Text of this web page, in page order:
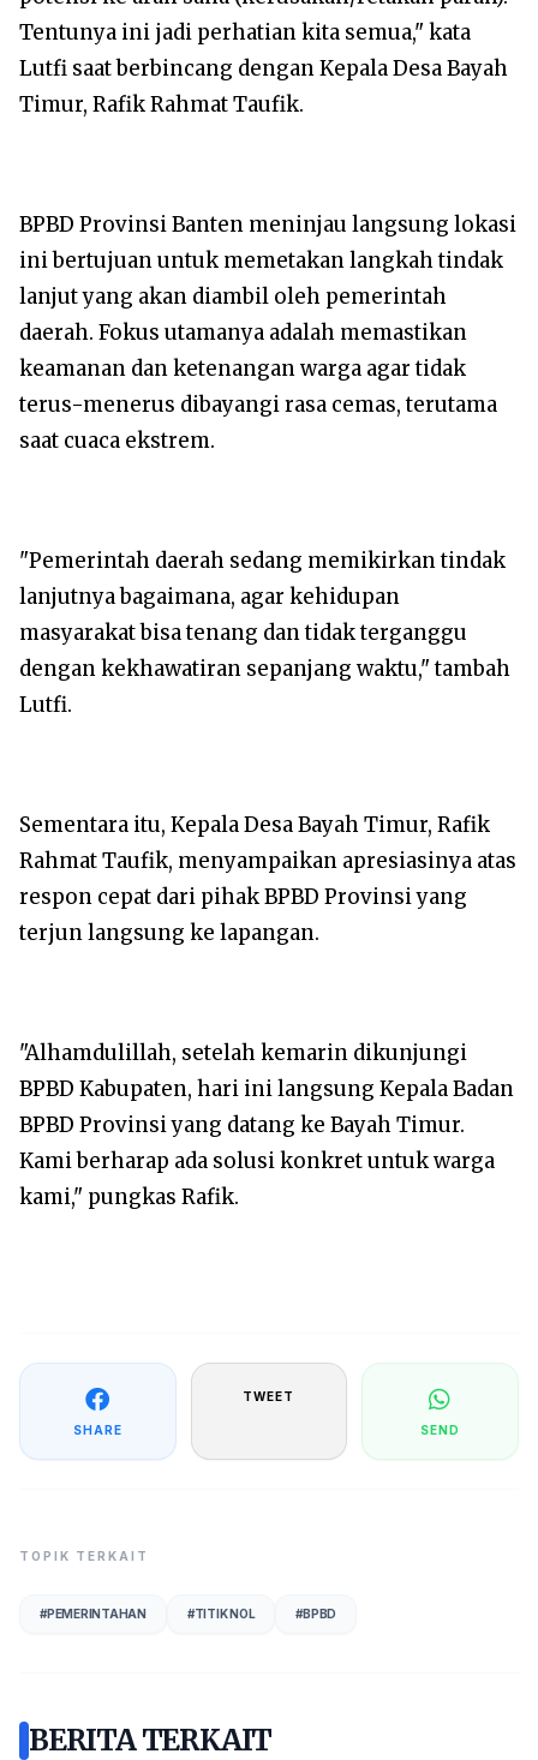
Tentunya ini jadi perhatian kita semua," kata
Lutfi saat berbincang dengan Kepala Desa Bayah
Timur, Rafik Rahmat Taufik.
BPBD Provinsi Banten meninjau langsung lokasi
ini bertujuan untuk memetakan langkah tindak
lanjut yang akan diambil oleh pemerintah
daerah. Fokus utamanya adalah memastikan
keamanan dan ketenangan warga agar tidak
terus-menerus dibayangi rasa cemas, terutama
saat cuaca ekstrem.
​"Pemerintah daerah sedang memikirkan tindak
lanjutnya bagaimana, agar kehidupan
masyarakat bisa tenang dan tidak terganggu
dengan kekhawatiran sepanjang waktu," tambah
Lutfi.
​Sementara itu, Kepala Desa Bayah Timur, Rafik
Rahmat Taufik, menyampaikan apresiasinya atas
respon cepat dari pihak BPBD Provinsi yang
terjun langsung ke lapangan.
​"Alhamdulillah, setelah kemarin dikunjungi
BPBD Kabupaten, hari ini langsung Kepala Badan
BPBD Provinsi yang datang ke Bayah Timur.
Kami berharap ada solusi konkret untuk warga
kami," pungkas Rafik.
SHARE
TWEET
SEND
TOPIK TERKAIT
#PEMERINTAHAN #TITIK NOL #BPBD
BERITA TERKAIT